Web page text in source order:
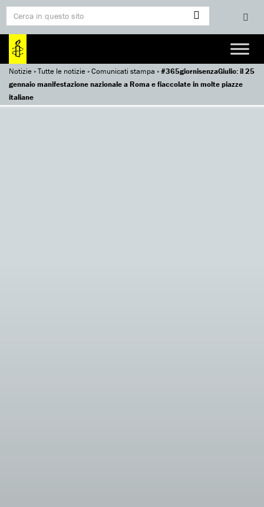
Notizie»Tutte le notizie»Comunicati stampa »#365giornisenzaGiulio: il 25
gennaio manifestazione nazionale a Roma e fiaccolate in molte piazze
italiane